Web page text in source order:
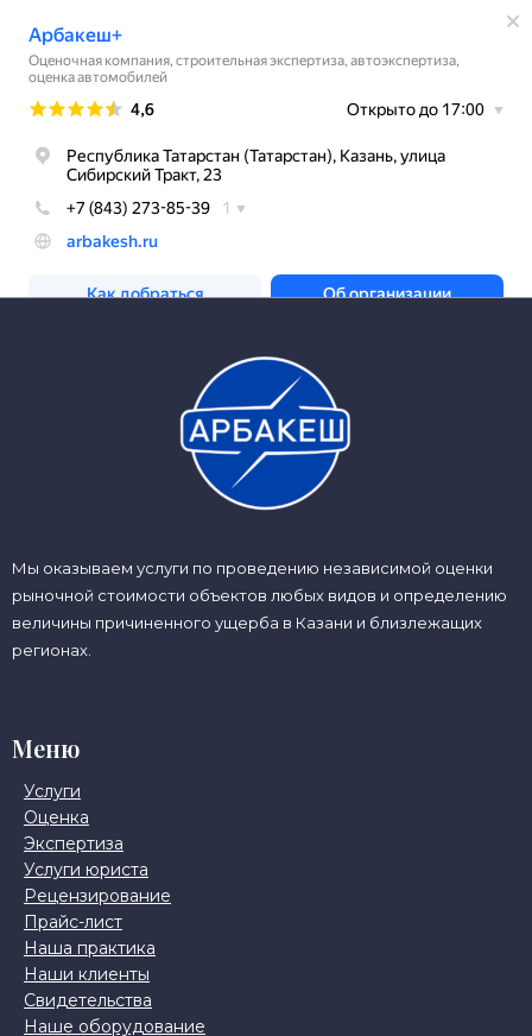
Мы оказываем услуги по проведению независимой оценки
рыночной стоимости объектов любых видов и определению
величины причиненного ущерба в Казани и близлежащих
регионах.
Меню
Услуги
Оценка
Экспертиза
Услуги юриста
Рецензирование
Прайс-лист
Наша практика
Наши клиенты
Свидетельства
Наше оборудование